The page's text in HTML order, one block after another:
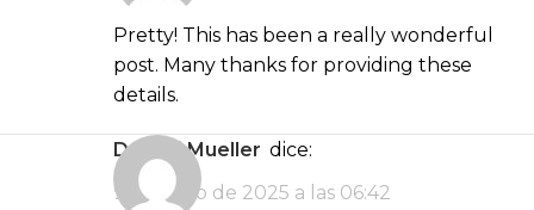
Pretty! This has been a really wonderful
post. Many thanks for providing these
details.
Destini Mueller dice:
9 de junio de 2025 a las 06:42